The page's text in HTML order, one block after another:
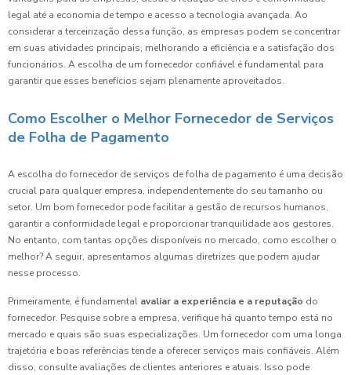
legal até a economia de tempo e acesso a tecnologia avançada. Ao
considerar a terceirização dessa função, as empresas podem se concentrar
em suas atividades principais, melhorando a eficiência e a satisfação dos
funcionários. A escolha de um fornecedor confiável é fundamental para
garantir que esses benefícios sejam plenamente aproveitados.
Como Escolher o Melhor Fornecedor de Serviços
de Folha de Pagamento
A escolha do fornecedor de serviços de folha de pagamento é uma decisão
crucial para qualquer empresa, independentemente do seu tamanho ou
setor. Um bom fornecedor pode facilitar a gestão de recursos humanos,
garantir a conformidade legal e proporcionar tranquilidade aos gestores.
No entanto, com tantas opções disponíveis no mercado, como escolher o
melhor? A seguir, apresentamos algumas diretrizes que podem ajudar
nesse processo.
Primeiramente, é fundamental avaliar a experiência e a reputação do
fornecedor. Pesquise sobre a empresa, verifique há quanto tempo está no
mercado e quais são suas especializações. Um fornecedor com uma longa
trajetória e boas referências tende a oferecer serviços mais confiáveis. Além
disso, consulte avaliações de clientes anteriores e atuais. Isso pode